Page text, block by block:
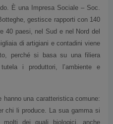
È una Impresa Sociale – Soc.
gestisce rapporti con 140
40 paesi, nel Sud e nel Nord del
di artigiani e contadini viene
perché si basa su una filiera
i produttori, l’ambiente e
hanno una caratteristica comune:
chi li produce. La sua gamma si
molti dei quali biologici, anche